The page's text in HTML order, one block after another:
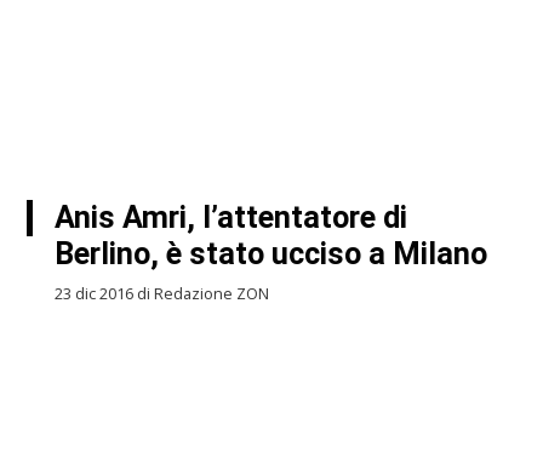
Anis Amri, l’attentatore di
Berlino, è stato ucciso a Milano
23 dic 2016 di Redazione ZON